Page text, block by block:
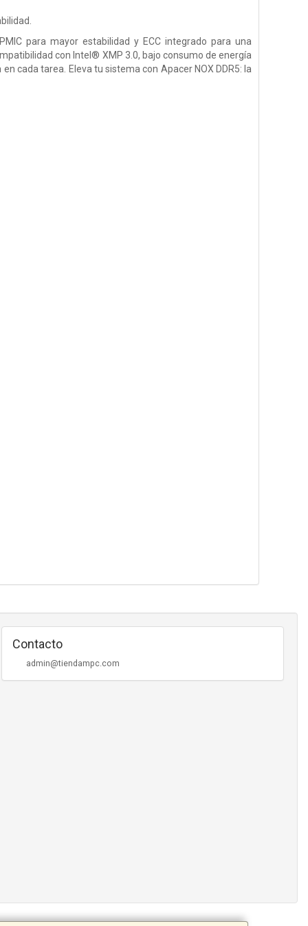
para mayor estabilidad y ECC integrado para una
con Intel® XMP 3.0, bajo consumo de energía
cada tarea. Eleva tu sistema con Apacer NOX DDR5: la
Contacto
admin@tiendampc.com